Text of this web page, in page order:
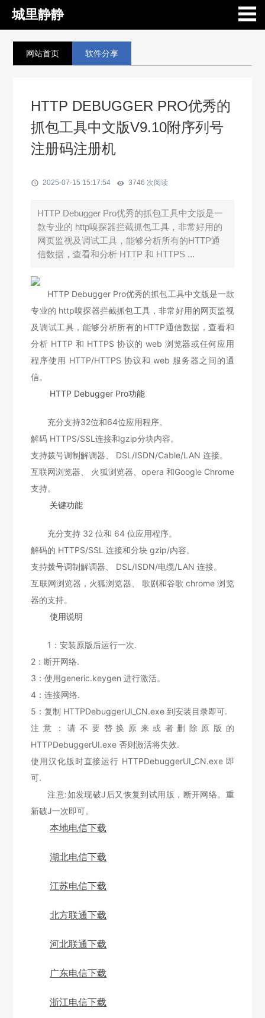
城里静静
网站首页 软件分享
HTTP DEBUGGER PRO优秀的
抓包工具中文版V9.10附序列号
注册码注册机
2025-07-15 15:17:54 3746 次阅读
HTTP Debugger Pro优秀的抓包工具中文版是一
款专业的 http嗅探器拦截抓包工具，非常好用的
网页监视及调试工具，能够分析所有的HTTP通
信数据，查看和分析 HTTP 和 HTTPS ...
HTTP Debugger Pro优秀的抓包工具中文版是一款
专业的 http嗅探器拦截抓包工具，非常好用的网页监视
及调试工具，能够分析所有的HTTP通信数据，查看和
分析 HTTP 和 HTTPS 协议的 web 浏览器或任何应用
程序使用 HTTP/HTTPS 协议和 web 服务器之间的通
信。
HTTP Debugger Pro功能
充分支持32位和64位应用程序。
解码 HTTPS/SSL连接和gzip分块内容。
支持拨号调制解调器、 DSL/ISDN/Cable/LAN 连接。
互联网浏览器、 火狐浏览器、opera 和Google Chrome
支持。
关键功能
充分支持 32 位和 64 位应用程序。
解码的 HTTPS/SSL 连接和分块 gzip/内容。
支持拨号调制解调器、 DSL/ISDN/电缆/LAN 连接。
互联网浏览器，火狐浏览器、 歌剧和谷歌 chrome 浏览
器的支持。
使用说明
1：安装原版后运行一次.
2：断开网络.
3：使用generic.keygen 进行激活。
4：连接网络.
5：复制 HTTPDebuggerUI_CN.exe 到安装目录即可.
注意：请不要替换原来或者删除原版的
HTTPDebuggerUI.exe 否则激活将失效.
使用汉化版时直接运行 HTTPDebuggerUI_CN.exe 即
可.
注意:如发现破J后又恢复到试用版，断开网络。重
新破J一次即可。
本地电信下载
湖北电信下载
江苏电信下载
北方联通下载
河北联通下载
广东电信下载
浙江电信下载